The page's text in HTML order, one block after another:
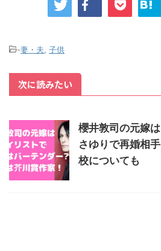
-妻・夫 子供
次に読みたい
櫻井敦司の元嫁
さゆりで再婚相
校についても